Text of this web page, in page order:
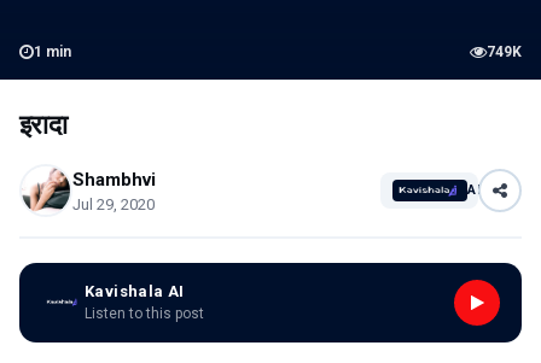
1 min 749K
इरादा
Shambhvi
Jul 29, 2020
AI
Kavishala AI
Listen to this post